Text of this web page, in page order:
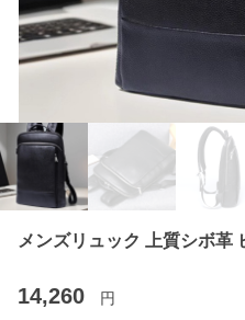
メンズリュック 上質シボ革
14,260 円